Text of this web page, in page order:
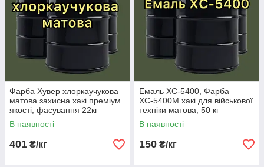
Фарба Хувер хлоркаучукова
матова захисна хакі преміум
якості, фасування 22кг
В наявності
401 ₴/кг
Емаль ХС-5400, Фарба
ХС-5400М хакі для військової
техніки матова, 50 кг
В наявності
150 ₴/кг